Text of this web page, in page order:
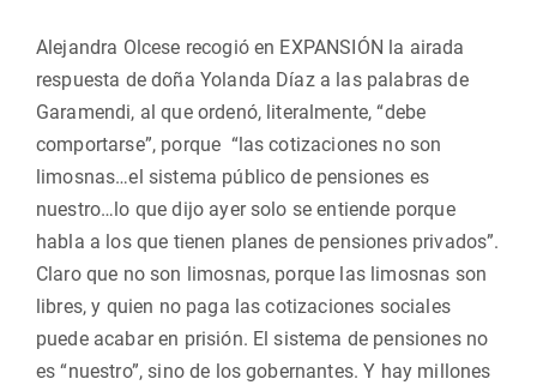
Alejandra Olcese recogió en EXPANSIÓN la airada
respuesta de doña Yolanda Díaz a las palabras de
Garamendi, al que ordenó, literalmente, “debe
comportarse”, porque “las cotizaciones no son
limosnas…el sistema público de pensiones es
nuestro…lo que dijo ayer solo se entiende porque
habla a los que tienen planes de pensiones privados”.
Claro que no son limosnas, porque las limosnas son
libres, y quien no paga las cotizaciones sociales
puede acabar en prisión. El sistema de pensiones no
es “nuestro”, sino de los gobernantes. Y hay millones